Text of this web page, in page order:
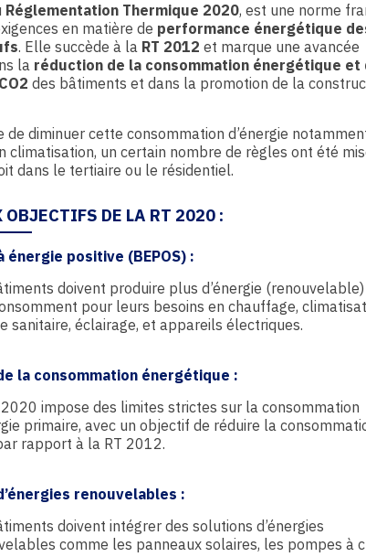
Réglementation Thermique 2020, est une norme
en matière de performance énergétique
. Elle succède à la RT 2012 et marque une avancée
la réduction de la consommation énergétique et
des bâtiments et dans la promotion de la
de diminuer cette consommation d’énergie
climatisation, un certain nombre de règles ont été
dans le tertiaire ou le résidentiel.
OBJECTIFS DE LA RT 2020 :
énergie positive (BEPOS) :
doivent produire plus d’énergie (renouvelable)
pour leurs besoins en chauffage,
sanitaire, éclairage, et appareils électriques.
la consommation énergétique :
2020 impose des limites strictes sur la consommation
primaire, avec un objectif de réduire la
rapport à la RT 2012.
renouvelables :
doivent intégrer des solutions d’énergies
comme les panneaux solaires, les pompes à